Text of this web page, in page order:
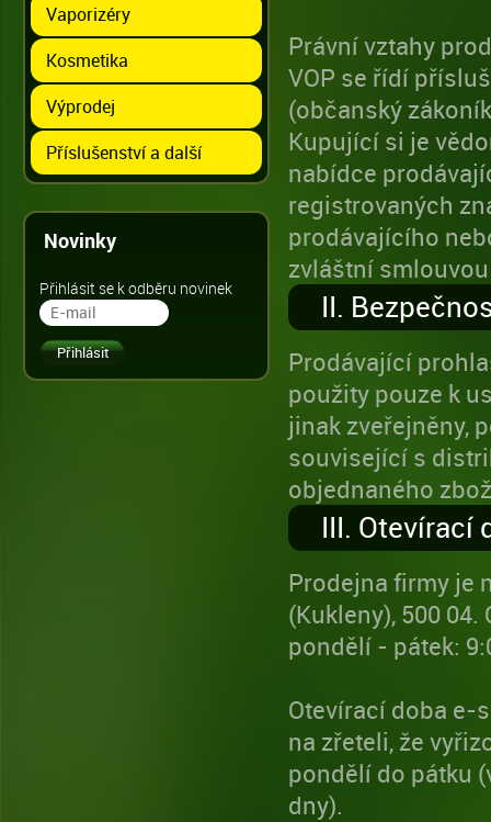
Vaporizéry
Kosmetika
Výprodej
Příslušenství a další
Novinky
Přihlásit se k odběru novinek
Právní vztahy
VOP se řídí
(občanský
Kupující si je
nabídce
registrovaných
prodávajícího
zvláštní
II.
Prodávající
použity pouze k
jinak zveřejněny,
související s
objednaného
III. Otevírací
Prodejna firmy je
(Kukleny), 500
pondělí - pátek:
Otevírací doba e-
na zřeteli, že
pondělí do pátku
dny).